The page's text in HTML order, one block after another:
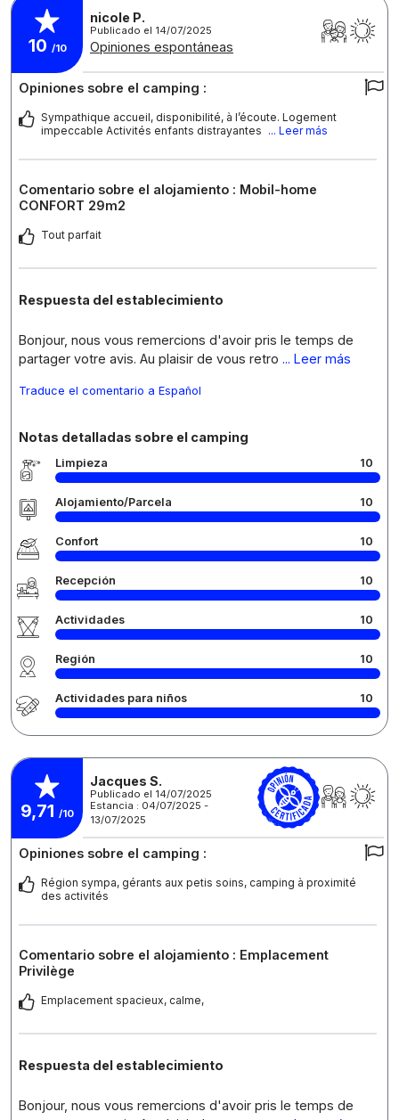
10 /10
nicole P.
Publicado el 14/07/2025
Opiniones espontáneas
Opiniones sobre el camping :
Sympathique accueil, disponibilité, à l’écoute. Logement
impeccable Activités enfants distrayantes ... Leer más
Comentario sobre el alojamiento : Mobil-home
CONFORT 29m2
Tout parfait
Respuesta del establecimiento
Bonjour, nous vous remercions d'avoir pris le temps de
partager votre avis. Au plaisir de vous retro ... Leer más
Traduce el comentario a Español
Notas detalladas sobre el camping
Limpieza 10
Alojamiento/Parcela 10
Confort 10
Recepción 10
Actividades 10
Región 10
Actividades para niños 10
9,71 /10
Jacques S.
Publicado el 14/07/2025
Estancia : 04/07/2025 -
13/07/2025
Opiniones sobre el camping :
Région sympa, gérants aux petis soins, camping à proximité
des activités
Comentario sobre el alojamiento : Emplacement
Privilège
Emplacement spacieux, calme,
Respuesta del establecimiento
Bonjour, nous vous remercions d'avoir pris le temps de